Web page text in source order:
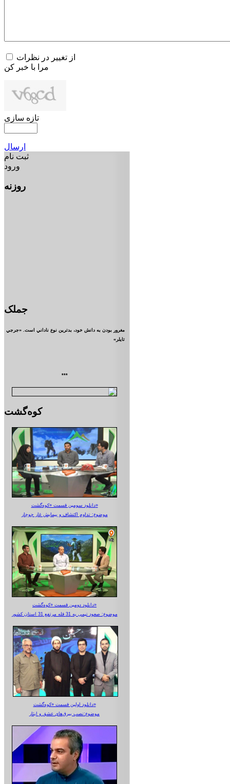
از تغییر در نظرات
مرا با خبر کن
تازه سازی
ارسال
ثبت نام
ورود
روزنه
جملک
مغرور بودن به دانش خود، بدترين نوع ناداني است. «جرجي
تايلر»
***
کوه‌گشت
دانلود سومین قسمت «کوه‌گشت»
موضوع: تداوم اکتشاف و پیمایش غار جوجار
دانلود دومین قسمت «کوه‌گشت»
موضوع: صعود تیمی به 31 قله مرتفع 31 استان کشور
دانلود اولین قسمت «کوه‌گشت»
موضوع:نصب بیرق‌های عشق و ایثار